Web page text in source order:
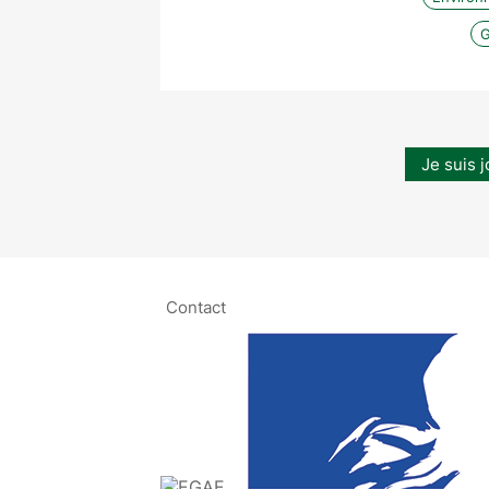
Je suis
Contact